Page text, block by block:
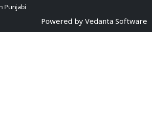
Punjabi
Powered by Vedanta Software